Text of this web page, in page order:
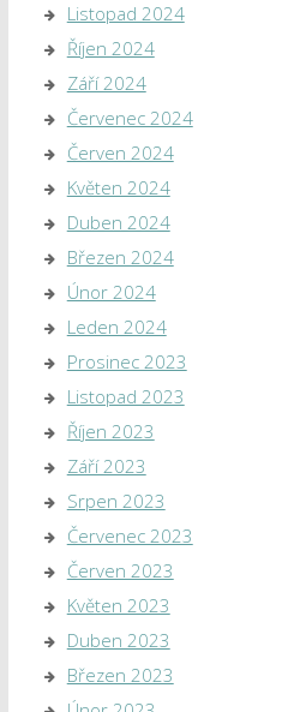
Listopad 2024
Říjen 2024
Září 2024
Červenec 2024
Červen 2024
Květen 2024
Duben 2024
Březen 2024
Únor 2024
Leden 2024
Prosinec 2023
Listopad 2023
Říjen 2023
Září 2023
Srpen 2023
Červenec 2023
Červen 2023
Květen 2023
Duben 2023
Březen 2023